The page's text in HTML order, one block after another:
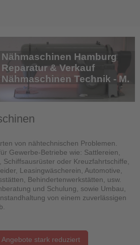
Nähmaschinen Hamburg
Reparatur & Verkauf
Nähmaschinen Technik - M.
von nähtechnischen Problemen.
Gewerbe-Betriebe wie: Sattlereien,
Schiffsausrüster oder Kreuzfahrtschiffe,
Leasingwäscherein, Automotive,
Behindertenwerkstätten, usw.
und Schulung, sowie Umbau,
von einem zuverlässigen
Angebote stark reduziert